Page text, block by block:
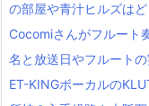
の部屋や青汁ヒルズは
Cocomiさんがフルート
名と放送日やフルート
ET-KINGボーカルの